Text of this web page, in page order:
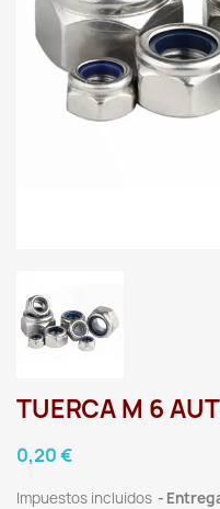
TUERCA M 6
0,20 €
Impuestos incluidos